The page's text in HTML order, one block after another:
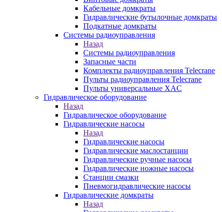
Кабельные домкраты
Гидравлические бутылочные домкраты
Подкатные домкраты
Системы радиоуправления
Назад
Системы радиоуправления
Запасные части
Комплекты радиоуправления Telecrane
Пульты радиоуправления Telecrane
Пульты универсальные XAC
Гидравлическое оборудование
Назад
Гидравлическое оборудование
Гидравлические насосы
Назад
Гидравлические насосы
Гидравлические маслостанции
Гидравлические ручные насосы
Гидравлические ножные насосы
Станции смазки
Пневмогидравлические насосы
Гидравлические домкраты
Назад